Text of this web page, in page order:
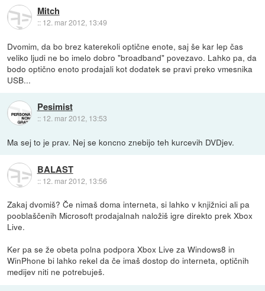
Mitch
:: 12. mar 2012, 13:49
Dvomim, da bo brez katerekoli optične enote, saj še kar lep čas
veliko ljudi ne bo imelo dobro "broadband" povezavo. Lahko pa, da
bodo optično enoto prodajali kot dodatek se pravi preko vmesnika
USB...
Pesimist
:: 12. mar 2012, 13:53
Ma sej to je prav. Nej se koncno znebijo teh kurcevih DVDjev.
BALAST
:: 12. mar 2012, 13:56
Zakaj dvomiš? Če nimaš doma interneta, si lahko v knjižnici ali pa
pooblaščenih Microsoft prodajalnah naložiš igre direkto prek Xbox
Live.
Ker pa se že obeta polna podpora Xbox Live za Windows8 in
WinPhone bi lahko rekel da če imaš dostop do interneta, optičnih
medijev niti ne potrebuješ.